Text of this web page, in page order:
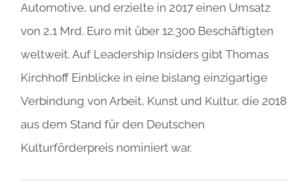
Automotive, und erzielte in 2017 einen Umsatz
von 2,1 Mrd. Euro mit über 12.300 Beschäftigten
weltweit. Auf Leadership Insiders gibt Thomas
Kirchhoff Einblicke in eine bislang einzigartige
Verbindung von Arbeit, Kunst und Kultur, die 2018
aus dem Stand für den Deutschen
Kulturförderpreis nominiert war.